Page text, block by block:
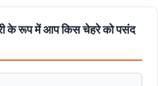
के रूप में आप किस चेहरे को पसंद